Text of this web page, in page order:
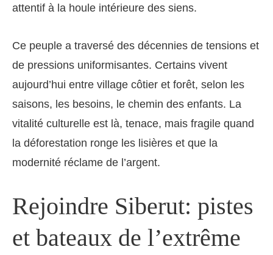
attentif à la houle intérieure des siens.
Ce peuple a traversé des décennies de tensions et
de pressions uniformisantes. Certains vivent
aujourd’hui entre village côtier et forêt, selon les
saisons, les besoins, le chemin des enfants. La
vitalité culturelle est là, tenace, mais fragile quand
la déforestation ronge les lisières et que la
modernité réclame de l’argent.
Rejoindre Siberut: pistes
et bateaux de l’extrême